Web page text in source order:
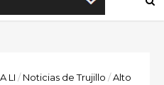
LI / Noticias de Trujillo /Alto